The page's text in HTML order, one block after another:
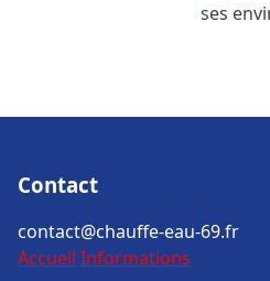
ses
Contact
contact@chauffe-eau-69.fr
Accueil Informations